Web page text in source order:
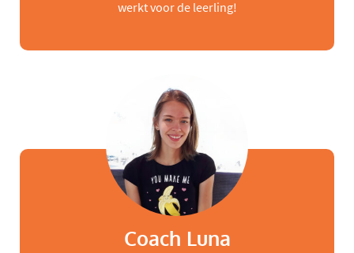
werkt voor de leerling!
Coach Luna